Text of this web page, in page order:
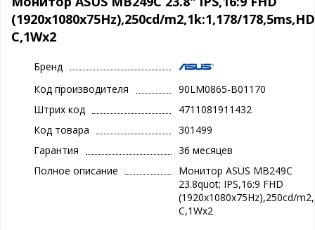
(1920x1080x75Hz),250cd/m2,1k:1,178/
C,1Wx2
Бренд
Код производителя
90LM0865-B01170
Штрих код
4711081911432
Код товара
301499
Гарантия
36 месяцев
Полное описание
Монитор ASUS MB249C
23.8quot; IPS,16:9 FHD
(1920x1080x75Hz),250cd/
C,1Wx2